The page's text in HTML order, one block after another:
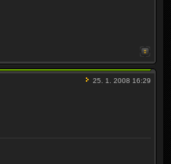
25. 1. 2008 16:29